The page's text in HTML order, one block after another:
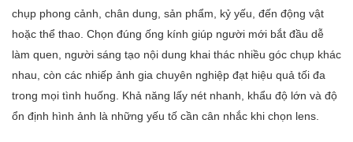
chụp phong cảnh, chân dung, sản phẩm, kỷ yếu, đến động vật
hoặc thể thao. Chọn đúng ống kính giúp người mới bắt đầu dễ
làm quen, người sáng tạo nội dung khai thác nhiều góc chụp khác
nhau, còn các nhiếp ảnh gia chuyên nghiệp đạt hiệu quả tối đa
trong mọi tình huống. Khả năng lấy nét nhanh, khẩu độ lớn và độ
ổn định hình ảnh là những yếu tố cần cân nhắc khi chọn lens.